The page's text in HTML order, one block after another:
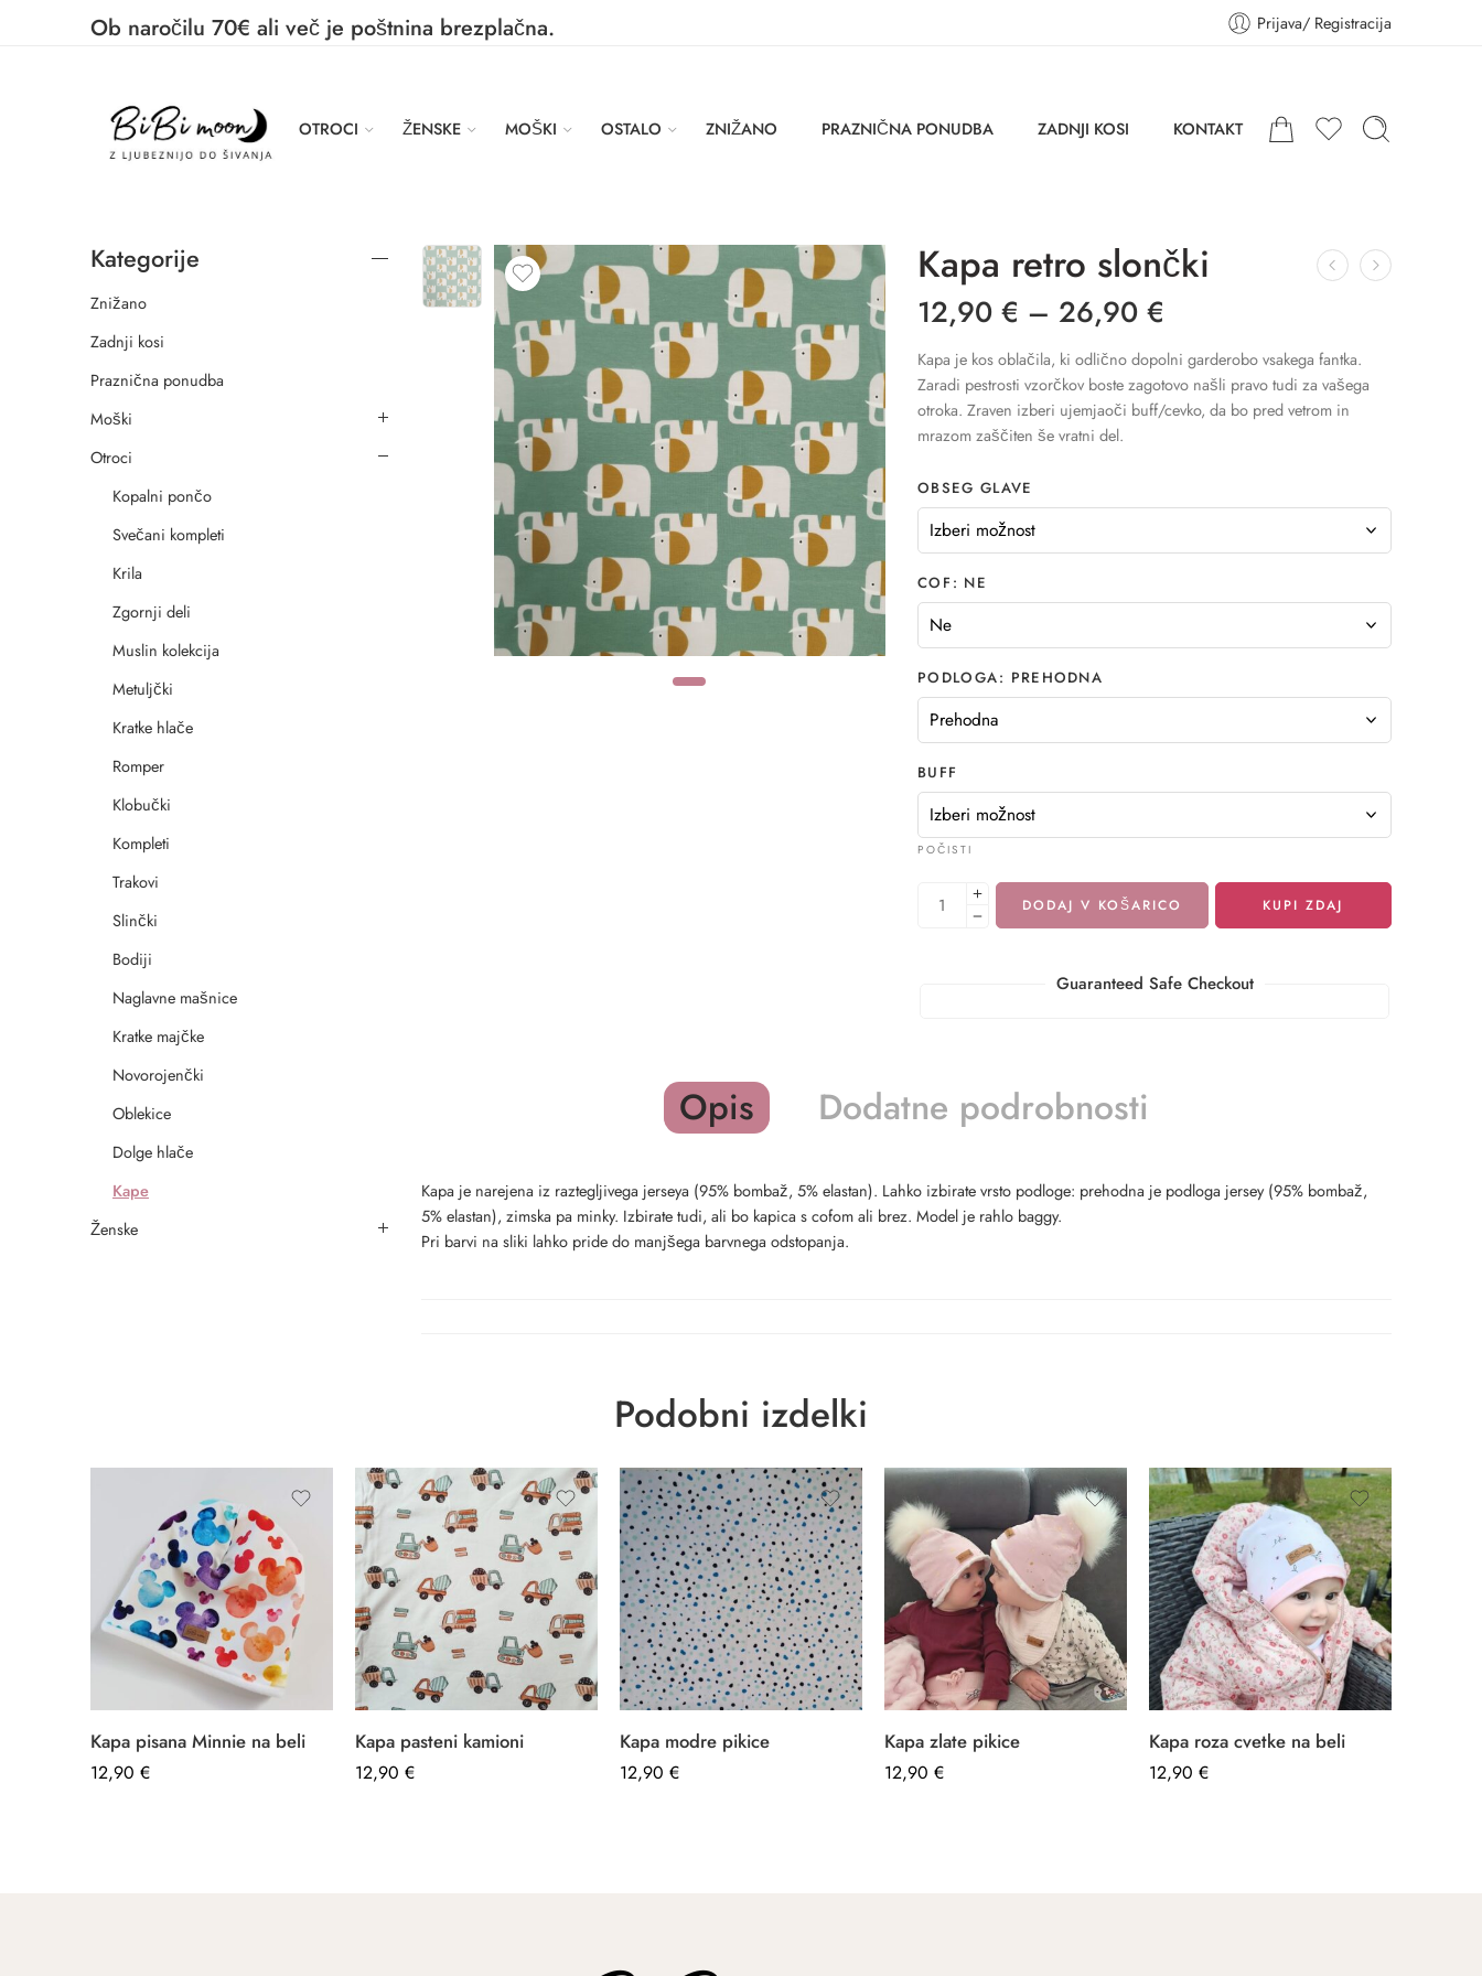
Ob naročilu 70€ ali več je poštnina brezplačna. Prijava/ Registracija
OTROCI ŽENSKE MOŠKI OSTALO ZNIŽANO PRAZNIČNA PONUDBA ZADNJI KOSI KONTAKT
Kapa retro slončki
12,90 € – 26,90 €
Kapa je kos oblačila, ki odlično dopolni garderobo vsakega fantka.
Zaradi pestrosti vzorčkov boste zagotovo našli pravo tudi za vašega
otroka. Zraven izberi ujemjaoči buff/cevko, da bo pred vetrom in
mrazom zaščiten še vratni del.
OBSEG GLAVE
COF NE
PODLOGA PREHODNA
BUFF
POČISTI
DODAJ V KOŠARICO KUPI ZDAJ
Guaranteed Safe Checkout
Opis Dodatne podrobnosti
Kapa je narejena iz raztegljivega jerseya (95% bombaž, 5% elastan). Lahko izbirate vrsto podloge: prehodna je podloga jersey (95% bombaž,
5% elastan), zimska pa minky. Izbirate tudi, ali bo kapica s cofom ali brez. Model je rahlo baggy.
Pri barvi na sliki lahko pride do manjšega barvnega odstopanja.
Kategorije
Znižano
Zadnji kosi
Praznična ponudba
Moški
Otroci
Kopalni pončo
Svečani kompleti
Krila
Zgornji deli
Muslin kolekcija
Metuljčki
Kratke hlače
Romper
Klobučki
Kompleti
Trakovi
Slinčki
Bodiji
Naglavne mašnice
Kratke majčke
Novorojenčki
Oblekice
Dolge hlače
Kape
Ženske
Podobni izdelki
Kapa pisana Minnie na beli
12,90 €
Kapa pasteni kamioni
12,90 €
Kapa modre pikice
12,90 €
Kapa zlate pikice
12,90 €
Kapa roza cvetke na beli
12,90 €